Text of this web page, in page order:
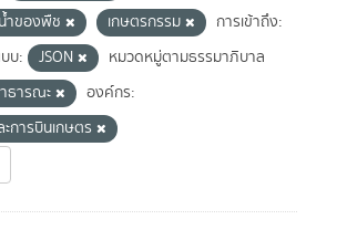
ำของพืช
เกษตรกรรม
การเข้าถึง:
บ: JSON
หมวดหมู่ตามธรรมาภิบาล
ธารณะ
องค์กร:
การบินเกษตร